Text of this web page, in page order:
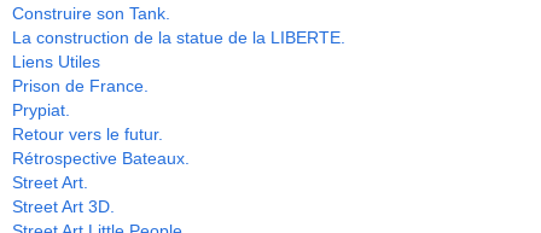
Construire son Tank.
La construction de la statue de la LIBERTE.
Liens Utiles
Prison de France.
Prypiat.
Retour vers le futur.
Rétrospective Bateaux.
Street Art.
Street Art 3D.